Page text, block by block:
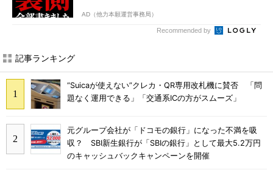
AD（他力本願運営事務局）
Recommended by
記事ランキング
“Suicaが使えない”クレカ・QR専用改札機に賛否 「問
題なく運用できる」「交通系ICの方がスムーズ」
元グループ会社が「ドコモの銀行」になった不満を吸
収？ SBI新生銀行が「SBIの銀行」として最大5.2万円
のキャッシュバックキャンペーンを開催